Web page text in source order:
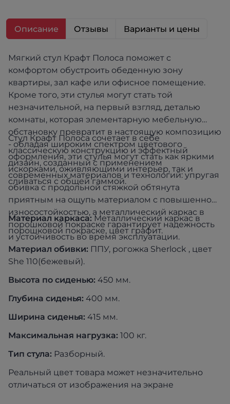
Описание Отзывы Варианты и цены
Мягкий стул Крафт Полоса поможет с
комфортом обустроить обеденную зону
квартиры, зал кафе или офисное помещение.
Кроме того, эти стулья могут стать той
незначительной, на первый взгляд, деталью
комнаты, которая элементарную мебельную
обстановку превратит в настоящую композицию
- обладая широким спектром цветового
оформления, эти стулья могут стать как яркими
искорками, оживляющими интерьер, так и
сливаться с общей гаммой.
Стул Крафт Полоса сочетает в себе
классическую конструкцию и эффектный
дизайн, созданный с применением
современных материалов и технологий: упругая
обивка с продольной стяжкой обтянута
приятным на ощупь материалом с повышенной
износостойкостью, а металлический каркас в
порошковой покраске гарантирует надежность
и устойчивость во время эксплуатации.
Материал каркаса:Металлический каркас в
порошковой покраске, цвет графит.
Материал обивки: ППУ, рогожка Sherlock , цвет
She 110(бежевый).
Высота по сиденью: 450 мм.
Глубина сиденья: 400 мм.
Ширина сиденья: 415 мм.
Максимальная нагрузка: 100 кг.
Тип стула: Разборный.
Реальный цвет товара может незначительно
отличаться от изображения на экране